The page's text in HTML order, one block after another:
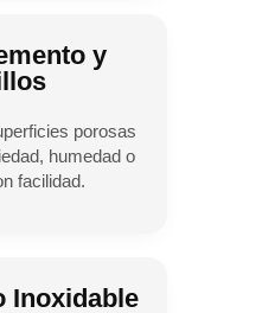
y
porosas
humedad o
facilidad.
Inoxidable